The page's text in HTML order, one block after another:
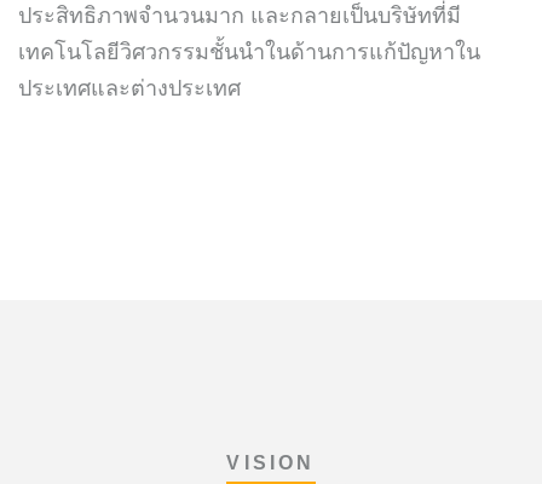
ประสิทธิภาพจำนวนมาก และกลายเป็นบริษัทที่มี
เทคโนโลยีวิศวกรรมชั้นนำในด้านการแก้ปัญหาใน
ประเทศและต่างประเทศ
VISION